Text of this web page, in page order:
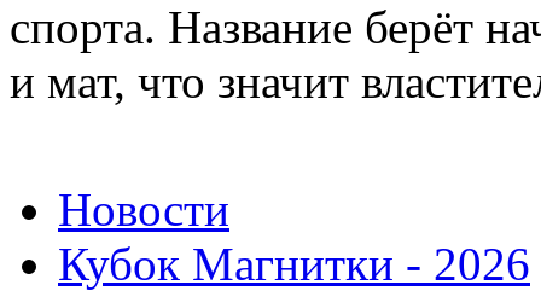
спорта. Название берёт
и мат, что значит
Новости
Кубок Магнитки - 2026